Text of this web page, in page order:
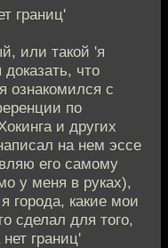
границ'
или такой 'я
что
ознакомился с
по
и других
на нем эссе
его самому
у меня в руках),
города, какие мои
сделал для того,
границ'